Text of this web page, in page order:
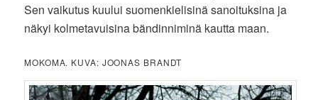
Sen vaikutus kuului suomenkielisinä sanoituksina ja
näkyi kolmetavuisina bändinniminä kautta maan.
MOKOMA. KUVA: JOONAS BRANDT